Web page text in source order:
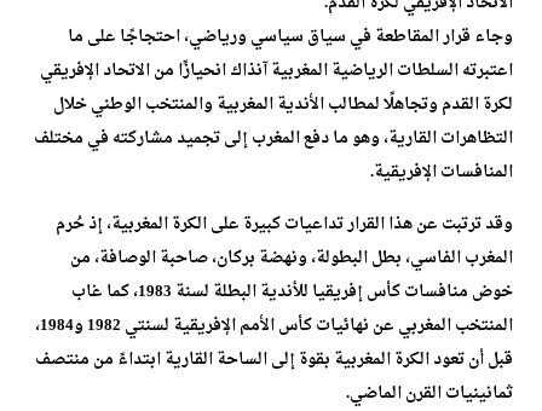
وجاء قرار المقاطعة في سياق سياسي ورياضي، احتجاجًا على ما
اعتبرته السلطات الرياضية المغربية آنذاك انحيازًا من الاتحاد الإفريقي
لكرة القدم وتجاهلًا لمطالب الأندية المغربية والمنتخب الوطني خلال
التظاهرات القارية، وهو ما دفع المغرب إلى تجميد مشاركته في مختلف
المنافسات الإفريقية.
وقد ترتبت عن هذا القرار تداعيات كبيرة على الكرة المغربية، إذ حُرم
المغرب الفاسي، بطل البطولة، ونهضة بركان، صاحبة الوصافة، من
خوض منافسات كأس إفريقيا للأندية البطلة لسنة 1983، كما غاب
المنتخب المغربي عن نهائيات كأس الأمم الإفريقية لسنتي 1982 و1984،
قبل أن تعود الكرة المغربية بقوة إلى الساحة القارية ابتداءً من منتصف
ثمانينيات القرن الماضي.